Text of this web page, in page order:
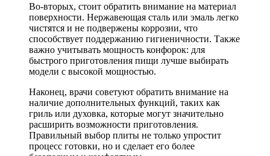
Во-вторых, стоит обратить внимание на материал
поверхности. Нержавеющая сталь или эмаль легко
чистятся и не подвержены коррозии, что
способствует поддержанию гигиеничности. Также
важно учитывать мощность конфорок: для
быстрого приготовления пищи лучше выбирать
модели с высокой мощностью.
Наконец, врачи советуют обратить внимание на
наличие дополнительных функций, таких как
гриль или духовка, которые могут значительно
расширить возможности приготовления.
Правильный выбор плиты не только упростит
процесс готовки, но и сделает его более